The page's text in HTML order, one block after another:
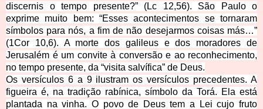
discernis o tempo presente?” (Lc 12,56). São Paulo o
exprime muito bem: “Esses acontecimentos se tornaram
símbolos para nós, a fim de não desejarmos coisas más…”
(1Cor 10,6). A morte dos galileus e dos moradores de
Jerusalém é um convite à conversão e ao reconhecimento,
no tempo presente, da “visita salvífica” de Deus.
Os versículos 6 a 9 ilustram os versículos precedentes. A
figueira é, na tradição rabínica, símbolo da Torá. Ela está
plantada na vinha. O povo de Deus tem a Lei cujo fruto